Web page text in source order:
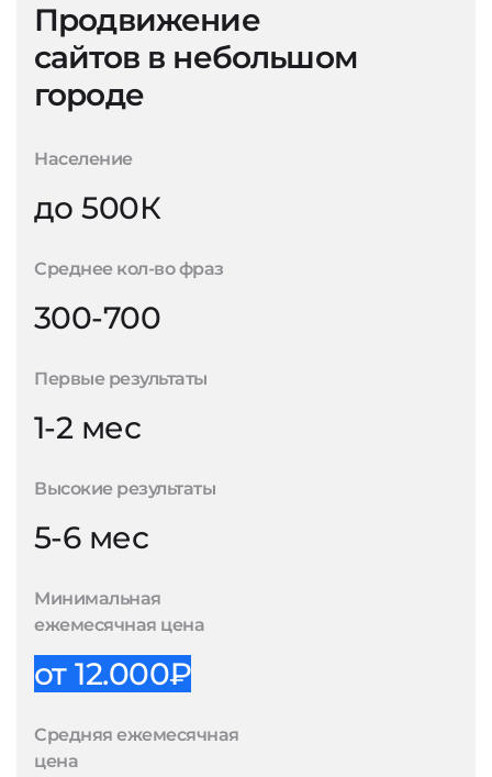
Продвижение
сайтов в небольшом
городе
Население
до 500К
Среднее кол-во фраз
300-700
Первые результаты
1-2 мес
Высокие результаты
5-6 мес
Минимальная
ежемесячная цена
от 12.000₽
Средняя ежемесячная
цена